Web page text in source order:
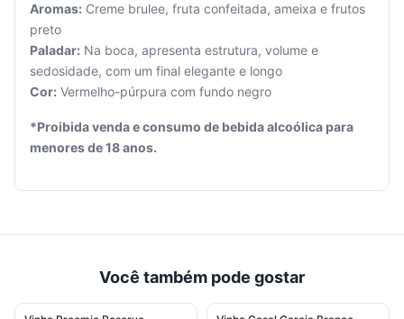
Adicione
produtos
para
começar.
Aromas: Creme brulee, fruta confeitada, ameixa e frutos
preto
Paladar: Na boca, apresenta estrutura, volume e
sedosidade, com um final elegante e longo
Cor: Vermelho-púrpura com fundo negro
*Proibida venda e consumo de bebida alcoólica para
menores de 18 anos.
Você também pode gostar